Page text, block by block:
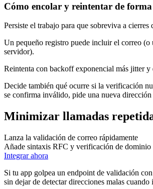
Cómo encolar y reintentar de forma
Persiste el trabajo para que sobreviva a
Un pequeño registro puede incluir el correo (o
servidor).
Reintenta con backoff exponencial más jitter
Decide también qué ocurre si la verificación
se confirma inválido, pide una nueva
Minimizar llamadas
Lanza la validación de correo rápidamente
Añade sintaxis RFC y verificación de
Integrar ahora
Si tu app golpea un endpoint de validación
sin dejar de detectar direcciones malas cuando